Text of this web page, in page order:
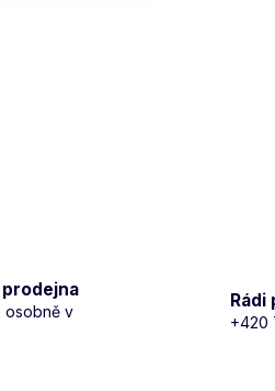
prodejna
osobně v
Rádi
+420